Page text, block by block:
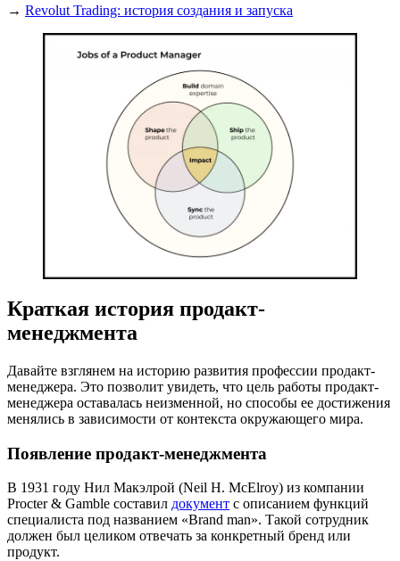
→ Revolut Trading: история создания и запуска
Краткая история продакт-
менеджмента
Давайте взглянем на историю развития профессии продакт-
менеджера. Это позволит увидеть, что цель работы продакт-
менеджера оставалась неизменной, но способы ее достижения
менялись в зависимости от контекста окружающего мира.
Появление продакт-менеджмента
В 1931 году Нил Макэлрой (Neil H. McElroy) из компании
Procter & Gamble составил документ с описанием функций
специалиста под названием «Brand man». Такой сотрудник
должен был целиком отвечать за конкретный бренд или
продукт.